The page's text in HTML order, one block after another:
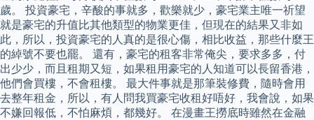
歲。 投資豪宅，辛酸的事就多，歡樂就少，豪宅業主唯一祈望
就是豪宅的升值比其他類型的物業更佳，但現在的結果又非如
此，所以，投資豪宅的人真的是很心傷，相比收益，那些什麼王
的綽號不要也罷。 還有，豪宅的租客非常俺尖，要求多多，付
出少少，而且租期又短，如果租用豪宅的人知道可以長留香港，
他們會買樓，不會租樓。 最大件事就是那筆裝修費，隨時會用
去整年租金，所以，有人問我買豪宅收租好唔好，我會說，如果
不嫌回報低，不怕麻煩，都幾好。 在漫畫王撈底時雖然在金融